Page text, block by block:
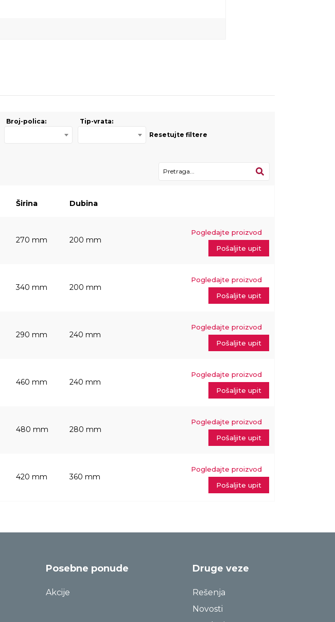
Broj-polica:
Tip-vrata:
Resetujte filtere
Širina Dubina
270 mm 200 mm
Pogledajte proizvod
Pošaljite upit
340 mm 200 mm
Pogledajte proizvod
Pošaljite upit
290 mm 240 mm
Pogledajte proizvod
Pošaljite upit
460 mm 240 mm
Pogledajte proizvod
Pošaljite upit
480 mm 280 mm
Pogledajte proizvod
Pošaljite upit
420 mm 360 mm
Pogledajte proizvod
Pošaljite upit
Posebne ponude
Akcije
Druge veze
Rešenja
Novosti